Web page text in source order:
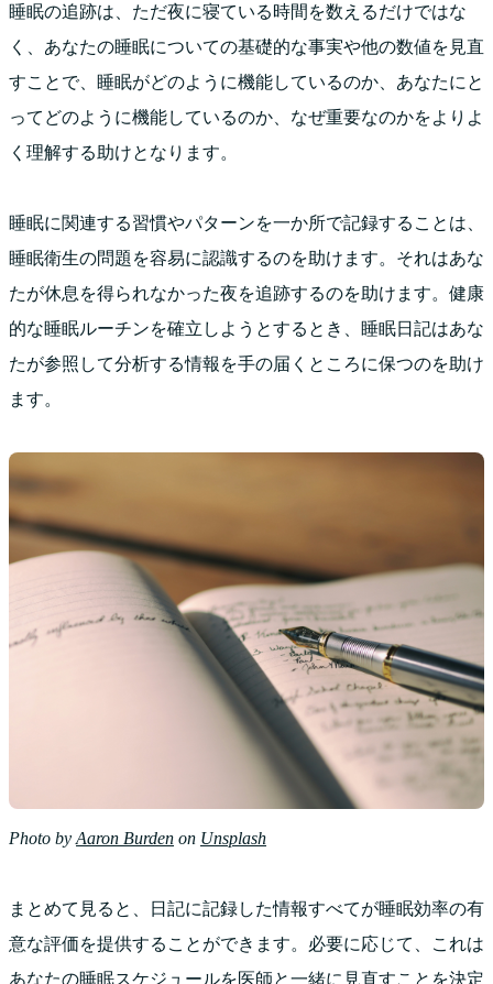
睡眠の追跡は、ただ夜に寝ている時間を数えるだけではな
く、あなたの睡眠についての基礎的な事実や他の数値を見直
すことで、睡眠がどのように機能しているのか、あなたにと
ってどのように機能しているのか、なぜ重要なのかをよりよ
く理解する助けとなります。
睡眠に関連する習慣やパターンを一か所で記録することは、
睡眠衛生の問題を容易に認識するのを助けます。それはあな
たが休息を得られなかった夜を追跡するのを助けます。健康
的な睡眠ルーチンを確立しようとするとき、睡眠日記はあな
たが参照して分析する情報を手の届くところに保つのを助け
ます。
Photo by Aaron Burden on Unsplash
まとめて見ると、日記に記録した情報すべてが睡眠効率の有
意な評価を提供することができます。必要に応じて、これは
あなたの睡眠スケジュールを医師と一緒に見直すことを決定